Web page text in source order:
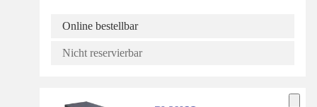
Online bestellbar
Nicht reservierbar